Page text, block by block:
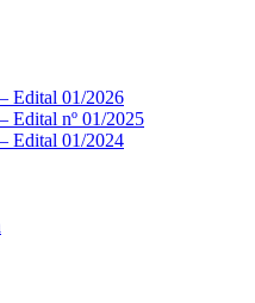
Edital 01/2026
Edital nº 01/2025
Edital 01/2024